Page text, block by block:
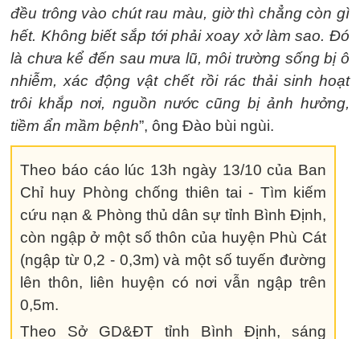
đều trông vào chút rau màu, giờ thì chẳng còn gì
hết. Không biết sắp tới phải xoay xở làm sao. Đó
là chưa kể đến sau mưa lũ, môi trường sống bị ô
nhiễm, xác động vật chết rồi rác thải sinh hoạt
trôi khắp nơi, nguồn nước cũng bị ảnh hưởng,
tiềm ẩn mầm bệnh”, ông Đào bùi ngùi.
Theo báo cáo lúc 13h ngày 13/10 của Ban
Chỉ huy Phòng chống thiên tai - Tìm kiếm
cứu nạn & Phòng thủ dân sự tỉnh Bình Định,
còn ngập ở một số thôn của huyện Phù Cát
(ngập từ 0,2 - 0,3m) và một số tuyến đường
lên thôn, liên huyện có nơi vẫn ngập trên
0,5m.
Theo Sở GD&ĐT tỉnh Bình Định, sáng